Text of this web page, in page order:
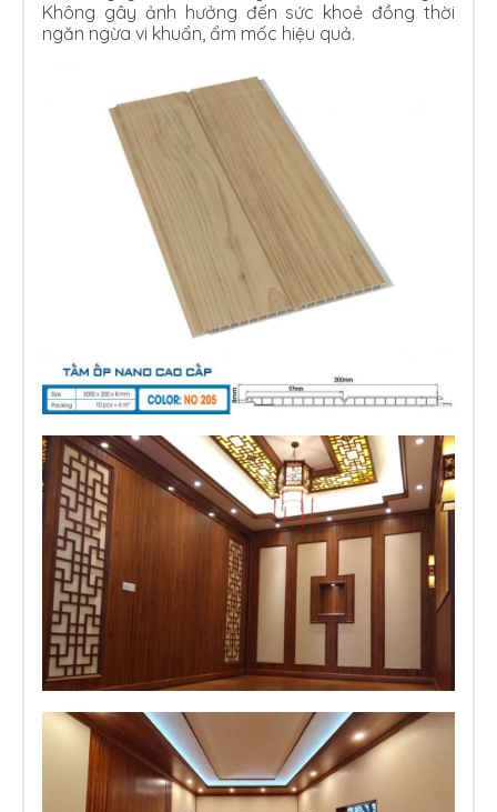
Không gây ảnh hưởng đến sức khoẻ đồng thời
ngăn ngừa vi khuẩn, ẩm mốc hiệu quả.